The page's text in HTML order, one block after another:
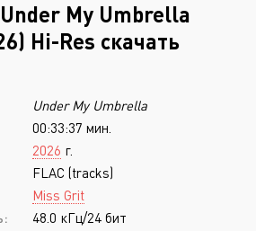
My Umbrella
Hi-Res скачать
Under My Umbrella
00:33:37 мин.
2026 г.
FLAC (tracks)
Miss Grit
48.0 кГц/24 бит